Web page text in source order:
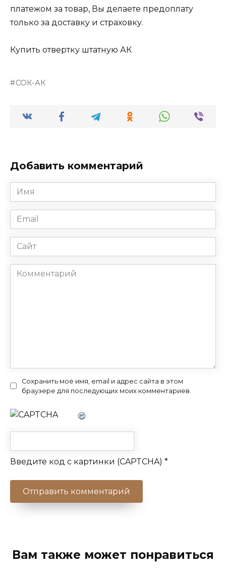
платежом за товар, Вы делаете предоплату
только за доставку и страховку.
Купить отвертку штатную АК
СОК-АК
Добавить комментарий
Имя
*
Email
*
Сайт
Комментарий
Сохранить моё имя, email и адрес сайта в этом
браузере для последующих моих комментариев.
Введите код с картинки (CAPTCHA) *
Вам также может понравиться